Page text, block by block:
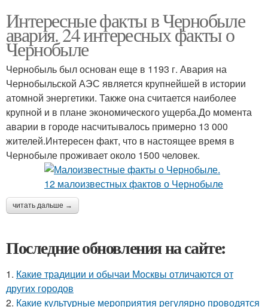
Интересные факты в Чернобыле
авария. 24 интересных факты о
Чернобыле
Чернобыль был основан еще в 1193 г. Авария на
Чернобыльской АЭС является крупнейшей в истории
атомной энергетики. Также она считается наиболее
крупной и в плане экономического ущерба.До момента
аварии в городе насчитывалось примерно 13 000
жителей.Интересен факт, что в настоящее время в
Чернобыле проживает около 1500 человек.
читать дальше →
Последние обновления на сайте:
1. Какие традиции и обычаи Москвы отличаются от
других городов
2. Какие культурные мероприятия регулярно проводятся